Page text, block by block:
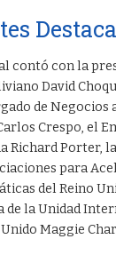
contó con la
David
de Negocios
Crespo, el
Richard Porter,
para
del Reino
de la Unidad
Maggie